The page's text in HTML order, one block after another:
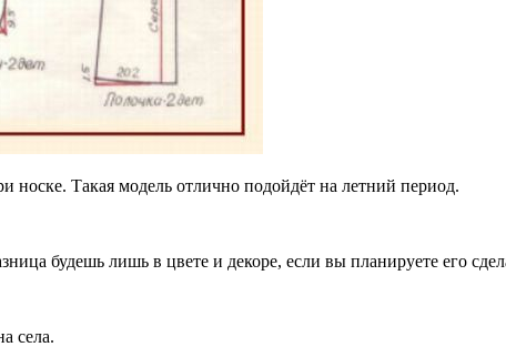
носке. Такая модель отлично подойдёт на летний период.
будешь лишь в цвете и декоре, если вы планируете его
села.